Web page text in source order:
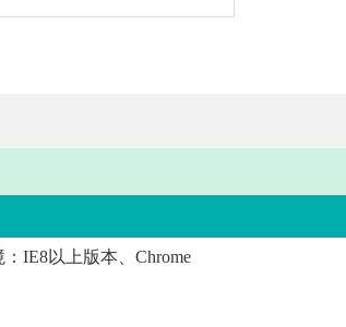
IE8以上版本、Chrome